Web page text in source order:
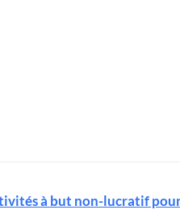
à but non-lucratif